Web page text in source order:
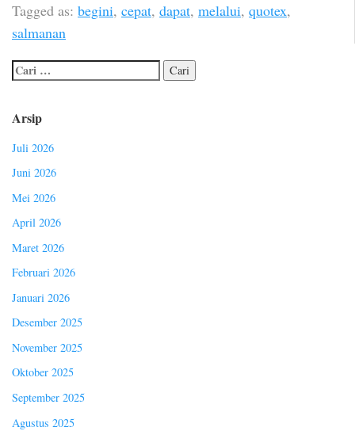
Tagged as: begini, cepat, dapat, melalui, quotex,
salmanan
Arsip
Juli 2026
Juni 2026
Mei 2026
April 2026
Maret 2026
Februari 2026
Januari 2026
Desember 2025
November 2025
Oktober 2025
September 2025
Agustus 2025